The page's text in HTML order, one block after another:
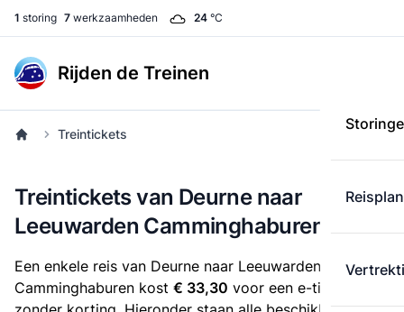
1 storing 7 werkzaamheden 24 °C
Rijden de Treinen
Treintickets
Treintickets van Deurne naar
Leeuwarden Camminghaburen
Een enkele reis van Deurne naar Leeuwarden
Camminghaburen kost € 33,30 voor een e-ticket